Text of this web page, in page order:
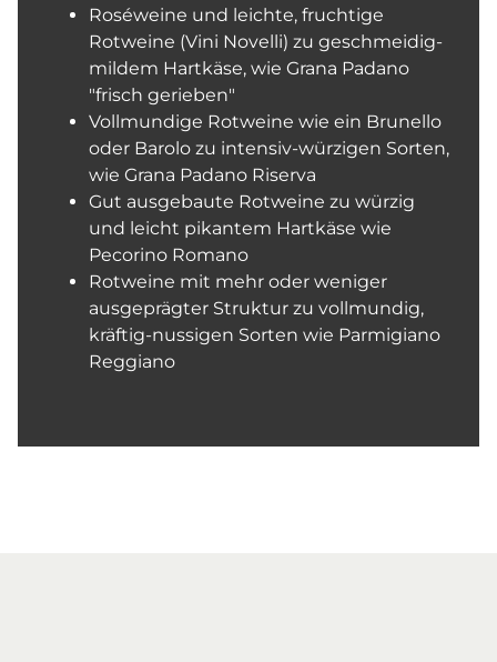
Roséweine und leichte, fruchtige
Rotweine (Vini Novelli) zu geschmeidig-
mildem Hartkäse, wie Grana Padano
"frisch gerieben"
Vollmundige Rotweine wie ein Brunello
oder Barolo zu intensiv-würzigen Sorten,
wie Grana Padano Riserva
Gut ausgebaute Rotweine zu würzig
und leicht pikantem Hartkäse wie
Pecorino Romano
Rotweine mit mehr oder weniger
ausgeprägter Struktur zu vollmundig,
kräftig-nussigen Sorten wie Parmigiano
Reggiano